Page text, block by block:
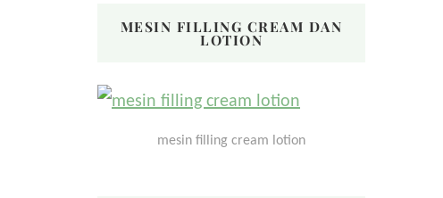
MESIN FILLING CREAM DAN
LOTION
mesin filling cream lotion